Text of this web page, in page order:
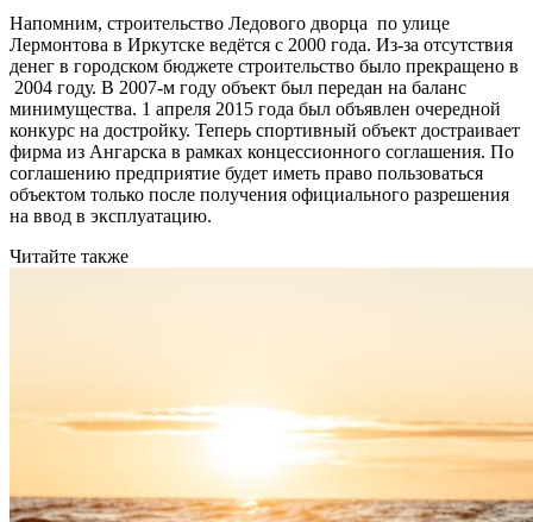
Напомним, строительство Ледового дворца по улице
Лермонтова в Иркутске ведётся с 2000 года. Из-за отсутствия
денег в городском бюджете строительство было прекращено в
2004 году. В 2007-м году объект был передан на баланс
минимущества. 1 апреля 2015 года был объявлен очередной
конкурс на достройку. Теперь спортивный объект достраивает
фирма из Ангарска в рамках концессионного соглашения. По
соглашению предприятие будет иметь право пользоваться
объектом только после получения официального разрешения
на ввод в эксплуатацию.
Читайте также